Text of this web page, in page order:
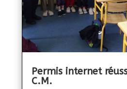
Permis internet
C.M.